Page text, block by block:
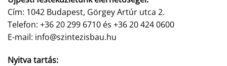
Cím: 1042 Budapest, Görgey Artúr utca 2.
Telefon: +36 20 299 6710 és +36 20 424 0600
E-mail: info@szintezisbau.hu
Nyitva tartás: